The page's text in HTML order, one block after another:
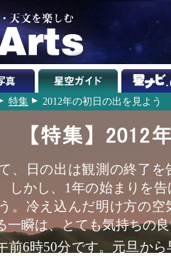
特集 2012年の初日の出を見よう
、日の出は観測の終了を
しかし、1年の始まりを
。冷え込んだ明け方の空
一瞬は、とても気持ちの
前6時50分です。元旦から